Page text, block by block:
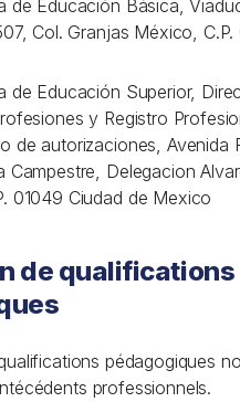
de Educación Básica,
Col. Granjas México,
de Educación Superior,
y Registro
de autorizaciones, Avenida
Campestre, Delegacion
01049 Ciudad de Mexico
de qualifications
pédagogiques
professionnels.